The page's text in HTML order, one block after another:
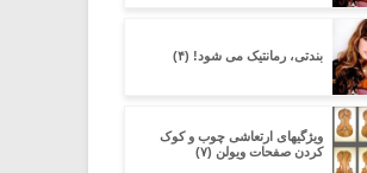
بندتی، رمانتیک می شود! (۴)
ویژگیهای ارتعاشی چوب و کوک
کردن صفحات ویولن (۷)